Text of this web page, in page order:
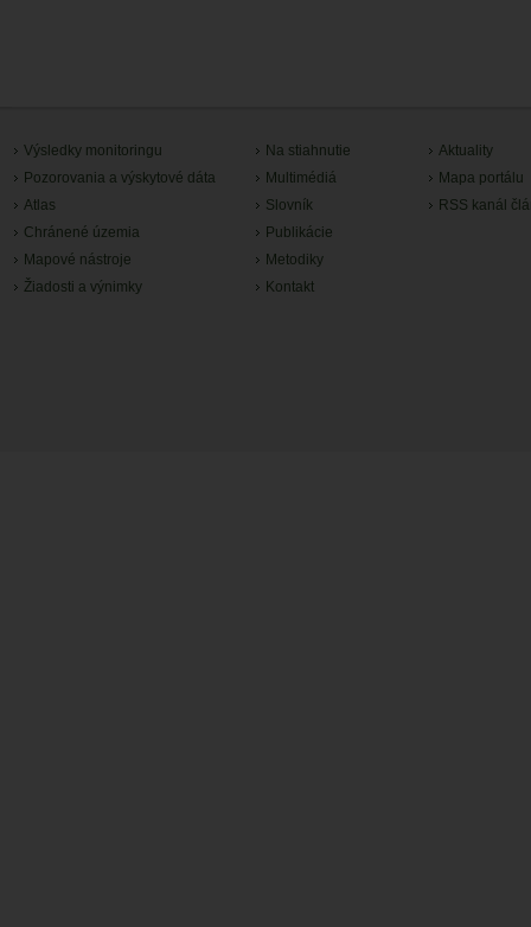
Výsledky monitoringu
Pozorovania a výskytové dáta
Atlas
Chránené územia
Mapové nástroje
Žiadosti a výnimky
Na stiahnutie
Multimédiá
Slovník
Publikácie
Metodiky
Kontakt
Aktuality
Mapa portálu
RSS kanál